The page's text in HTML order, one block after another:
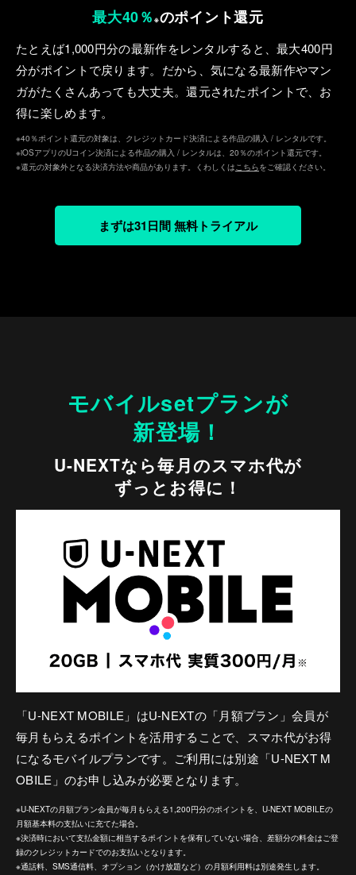
最大40％ ※のポイント還元
たとえば1,000円分の最新作をレンタルすると、最⼤400円
分がポイントで戻ります。だから、気になる最新作やマン
ガがたくさんあっても⼤丈夫。還元されたポイントで、お
得に楽しめます。
※40％ポイント還元の対象は、クレジットカード決済による作品の購入 / レンタルです。
※iOSアプリのUコイン決済による作品の購入 / レンタルは、20％のポイント還元です。
※還元の対象外となる決済方法や商品があります。くわしくはこちらをご確認ください。
まずは31日間 無料トライアル
モバイルsetプランが
新登場！
U-NEXTなら毎月のスマホ代が
ずっとお得に！
「U-NEXT MOBILE」はU-NEXTの「月額プラン」会員が
毎月もらえるポイントを活用することで、スマホ代がお得
になるモバイルプランです。ご利用には別途「U-NEXT M
OBILE」のお申し込みが必要となります。
※U-NEXTの月額プラン会員が毎月もらえる1,200円分のポイントを、U-NEXT MOBILEの
月額基本料の支払いに充てた場合。
※決済時において支払金額に相当するポイントを保有していない場合、差額分の料金はご登
録のクレジットカードでのお支払いとなります。
※通話料、SMS通信料、オプション（かけ放題など）の月額利用料は別途発生します。